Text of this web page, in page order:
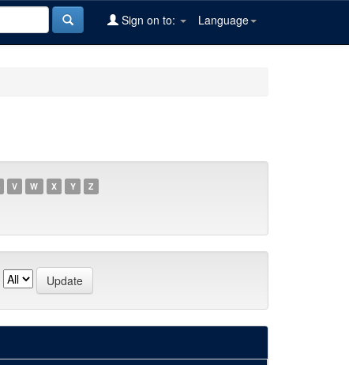
Language
Sign on to:
V W X Y Z